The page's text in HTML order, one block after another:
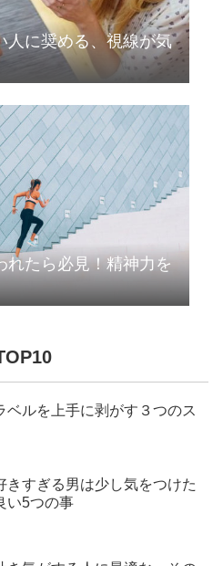
人に奨める、視線が気
れたら必見！精神力を
ベルを上手に剥がす３つのス
きすぎる男は少し気をつけた
い5つの事